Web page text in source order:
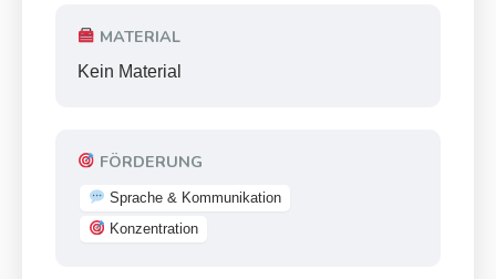
MATERIAL
Kein Material
FÖRDERUNG
Sprache & Kommunikation
Konzentration